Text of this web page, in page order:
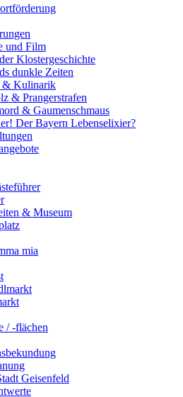
und Film
Klostergeschichte
dunkle Zeiten
& Kulinarik
& Prangerstrafen
& Gaumenschmaus
Der Bayern Lebenselixier?
& Museum
mia
/ -flächen
Geisenfeld